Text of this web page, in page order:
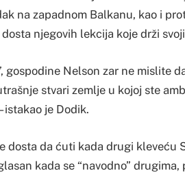
na zapadnom Balkanu, kao i
njegovih lekcija koje drži
gospodine Nelson zar ne mislite
stvari zemlje u kojoj ste
istakao je Dodik.
dosta da ćuti kada drugi kleveću
kada se “navodno”